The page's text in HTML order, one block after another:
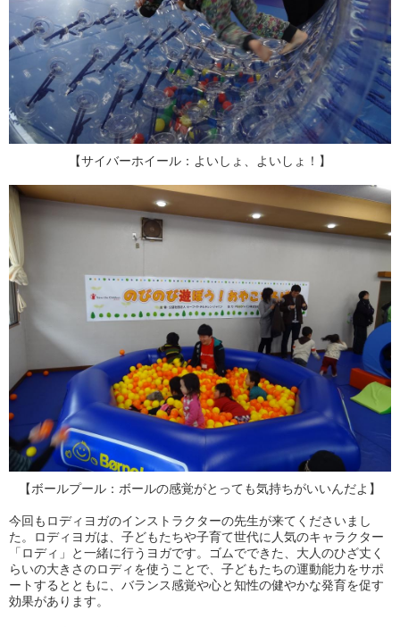
【サイバーホイール：よいしょ、よいしょ！】
【ボールプール：ボールの感覚がとっても気持ちがいいんだよ】
今回もロディヨガのインストラクターの先生が来てくださいまし
た。ロディヨガは、子どもたちや子育て世代に人気のキャラクター
「ロディ」と一緒に行うヨガです。ゴムでできた、大人のひざ丈く
らいの大きさのロディを使うことで、子どもたちの運動能力をサポ
ートするとともに、バランス感覚や心と知性の健やかな発育を促す
効果があります。